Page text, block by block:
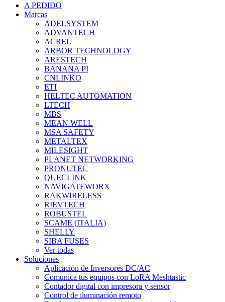
A PEDIDO
Marcas
ADELSYSTEM
ADVANTECH
ACREL
ARBOR TECHNOLOGY
ARESTECH
BANANA PI
CNLINKO
ETI
HELTEC AUTOMATION
LTECH
MBS
MEAN WELL
MSA SAFETY
METALTEX
MILESIGHT
PLANET NETWORKING
PRONUTEC
QUECLINK
NAVIGATEWORX
RAKWIRELESS
RIEVTECH
ROBUSTEL
SCAME (ITALIA)
SHELLY
SIBA FUSES
Ver todas
Soluciones
Aplicación de Inversores DC/AC
Comunica tus equipos con LoRA Meshtastic
Contador digital con impresora y sensor
Control de iluminación remoto